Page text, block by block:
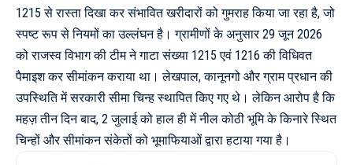
1215 से रास्ता दिखा कर संभावित खरीदारों को गुमराह किया जा रहा है, जो
स्पष्ट रूप से नियमों का उल्लंघन है। ग्रामीणों के अनुसार 29 जून 2026
को राजस्व विभाग की टीम ने गाटा संख्या 1215 एवं 1216 की विधिवत
पैमाइश कर सीमांकन कराया था। लेखपाल, कानूनगो और ग्राम प्रधान की
उपस्थिति में सरकारी सीमा चिन्ह स्थापित किए गए थे। लेकिन आरोप है कि
महज़ तीन दिन बाद, 2 जुलाई को हाल ही में नील कोठी भूमि के किनारे स्थित
चिन्हों और सीमांकन संकेतों को भूमाफियाओं द्वारा हटाया गया है।